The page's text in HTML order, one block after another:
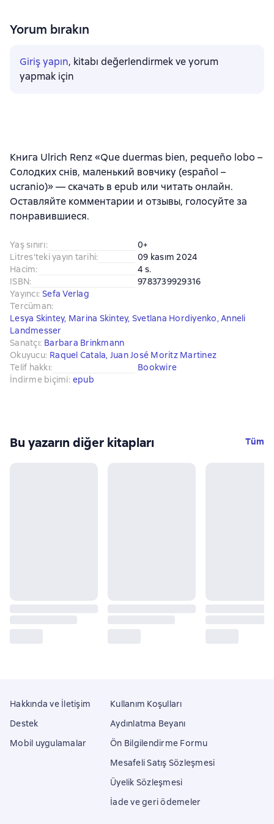
Yorum bırakın
Giriş yapın, kitabı değerlendirmek ve yorum
yapmak için
Книга Ulrich Renz «Que duermas bien, pequeño lobo –
Солодких снів, маленький вовчикy (español –
ucranio)» — скачать в epub или читать онлайн.
Оставляйте комментарии и отзывы, голосуйте за
понравившиеся.
Yaş sınırı:
0+
Litres'teki yayın tarihi:
09 kasım 2024
Hacim:
4 s.
ISBN:
9783739929316
Yayıncı: Sefa Verlag
Tercüman:
Lesya Skintey, Marina Skintey, Svetlana Hordiyenko, Anneli
Landmesser
Sanatçı: Barbara Brinkmann
Okuyucu: Raquel Catala, Juan José Moritz Martinez
Telif hakkı:
Bookwire
İndirme biçimi: epub
Bu yazarın diğer kitapları Tüm
Hakkında ve İletişim
Destek
Mobil uygulamalar
Kullanım Koşulları
Aydınlatma Beyanı
Ön Bilgilendirme Formu
Mesafeli Satış Sözleşmesi
Üyelik Sözleşmesi
İade ve geri ödemeler